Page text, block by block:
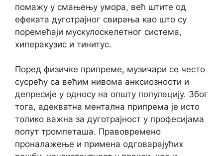
помажу у смањењу умора, већ штите од
ефеката дуготрајног свирања као што су
поремећаји мускулоскелетног система,
хиперакузис и тинитус.
Поред физичке припреме, музичари се често
сусрећу са већим нивoмa анксиозности и
депресије у односу на општу популацију. Због
тога, адекватна ментална припрема је исто
толико важна за дуготрaјнoст у професијама
попут тромпеташа. Правовремено
проналажење и примена одговарајућих